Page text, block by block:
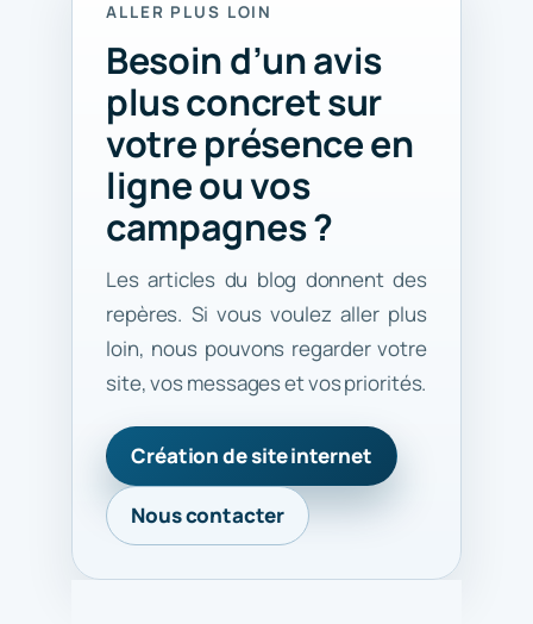
ALLER PLUS LOIN
Besoin d’un avis
plus concret sur
votre présence en
ligne ou vos
campagnes ?
Les articles du blog donnent des
repères. Si vous voulez aller plus
loin, nous pouvons regarder votre
site, vos messages et vos priorités.
Création de site internet
Nous contacter